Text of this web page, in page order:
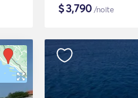
$3,790 /noite